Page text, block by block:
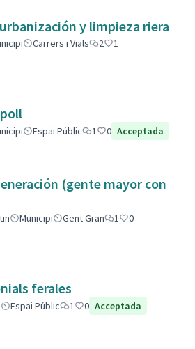
y limpieza riera
Carrers i Vials 2
1
Espai Públic 1 0 Acceptada
Municipi Gent Gran 1
0
ferales
Espai Públic 1 0 Acceptada